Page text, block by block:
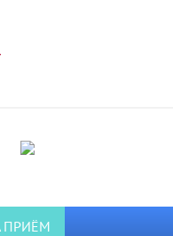
ПРИЁМ